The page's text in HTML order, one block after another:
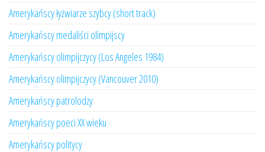
Amerykańscy łyżwiarze szybcy (short track)
Amerykańscy medaliści olimpijscy
Amerykańscy olimpijczycy (Los Angeles 1984)
Amerykańscy olimpijczycy (Vancouver 2010)
Amerykańscy patrolodzy
Amerykańscy poeci XX wieku
Amerykańscy politycy